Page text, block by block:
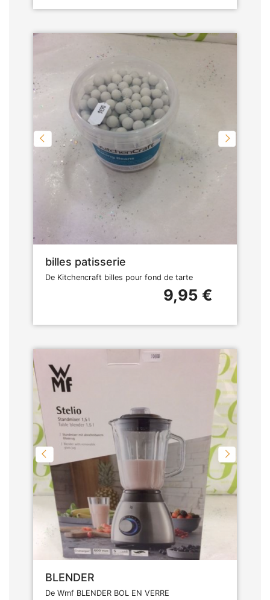
billes patisserie
De Kitchencraft billes pour fond de tarte
9,95 €
BLENDER
De Wmf BLENDER BOL EN VERRE